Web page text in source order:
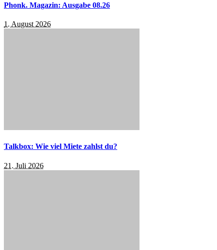
Phonk. Magazin: Ausgabe 08.26
1. August 2026
Talkbox: Wie viel Miete zahlst du?
21. Juli 2026